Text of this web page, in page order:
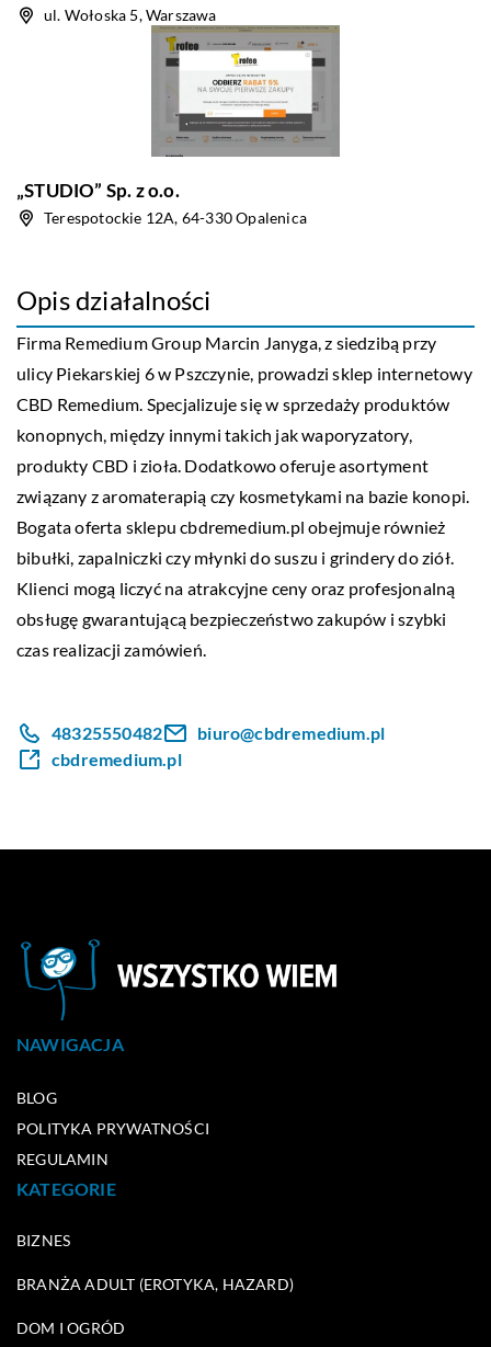
ul. Wołoska 5, Warszawa
„STUDIO” Sp. z o.o.
Terespotockie 12A, 64-330 Opalenica
Opis działalności
Firma Remedium Group Marcin Janyga, z siedzibą przy
ulicy Piekarskiej 6 w Pszczynie, prowadzi sklep internetowy
CBD Remedium. Specjalizuje się w sprzedaży produktów
konopnych, między innymi takich jak waporyzatory,
produkty CBD i zioła. Dodatkowo oferuje asortyment
związany z aromaterapią czy kosmetykami na bazie konopi.
Bogata oferta sklepu cbdremedium.pl obejmuje również
bibułki, zapalniczki czy młynki do suszu i grindery do ziół.
Klienci mogą liczyć na atrakcyjne ceny oraz profesjonalną
obsługę gwarantującą bezpieczeństwo zakupów i szybki
czas realizacji zamówień.
48325550482
biuro@cbdremedium.pl
cbdremedium.pl
NAWIGACJA
BLOG
POLITYKA PRYWATNOŚCI
REGULAMIN
KATEGORIE
BIZNES
BRANŻA ADULT (EROTYKA, HAZARD)
DOM I OGRÓD